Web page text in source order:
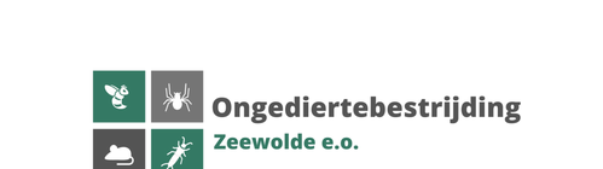
hoofdinhoud